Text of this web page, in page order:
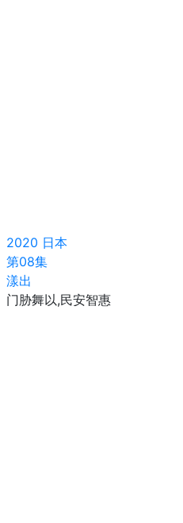
2020 日本
第08集
漾出
门胁舞以,民安智惠